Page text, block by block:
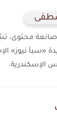
وصانعة محتوى،
«سبأ نيوز»
الإسكندرية.